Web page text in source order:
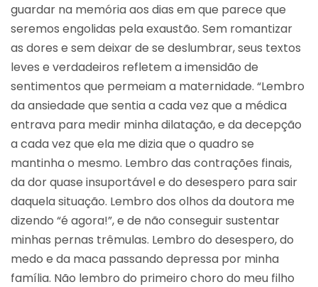
guardar na memória aos dias em que parece que
seremos engolidas pela exaustão. Sem romantizar
as dores e sem deixar de se deslumbrar, seus textos
leves e verdadeiros refletem a imensidão de
sentimentos que permeiam a maternidade. “Lembro
da ansiedade que sentia a cada vez que a médica
entrava para medir minha dilatação, e da decepção
a cada vez que ela me dizia que o quadro se
mantinha o mesmo. Lembro das contrações finais,
da dor quase insuportável e do desespero para sair
daquela situação. Lembro dos olhos da doutora me
dizendo “é agora!”, e de não conseguir sustentar
minhas pernas trêmulas. Lembro do desespero, do
medo e da maca passando depressa por minha
família. Não lembro do primeiro choro do meu filho